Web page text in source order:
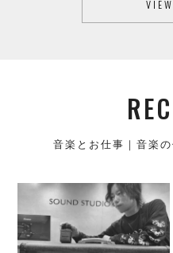
音楽とお仕事｜音楽